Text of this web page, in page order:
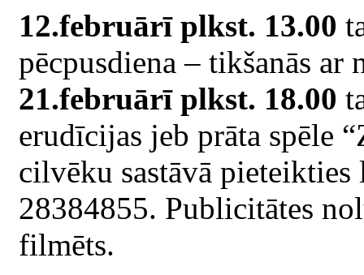
12.februārī plkst. 13.00
pēcpusdiena – tikšanās
21.februārī plkst. 18.00
erudīcijas jeb prāta spēle
cilvēku sastāvā
28384855. Publicitātes
filmēts.